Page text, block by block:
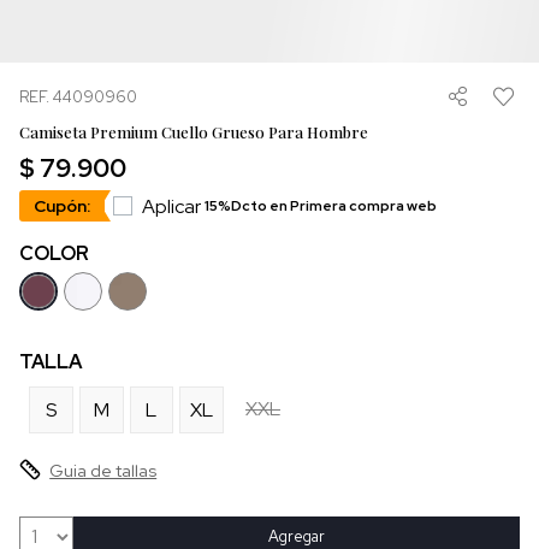
REF. 44090960
Camiseta Premium Cuello Grueso Para Hombre
$ 79.900
Cupón: Aplicar15%Dcto en Primera compra web
COLOR
TALLA
S
M L XL XXL
Guia de tallas
Agregar